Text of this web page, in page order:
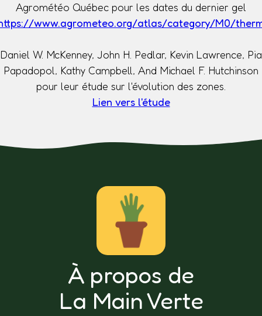
Agrométéo Québec pour les dates du dernier gel
www.agrometeo.org/atlas/category/M0/
Daniel W. McKenney, John H. Pedlar, Kevin Lawrence, Pia
Papadopol, Kathy Campbell, And Michael F. Hutchinson
pour leur étude sur l'évolution des zones.
Lien vers l'étude
À propos de
La Main Verte